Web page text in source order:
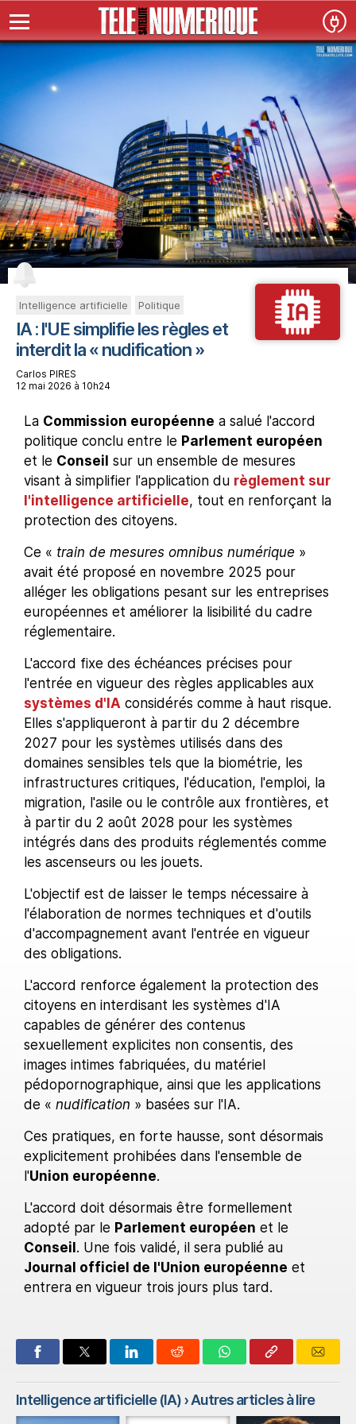
Intelligence artificielle Politique
IA : l'UE simplifie les règles et
interdit la « nudification »
Carlos PIRES
12 mai 2026 à 10h24
La Commission européenne a salué l'accord
politique conclu entre le Parlement européen
et le Conseil sur un ensemble de mesures
visant à simplifier l'application du règlement sur
l'intelligence artificielle, tout en renforçant la
protection des citoyens.
Ce « train de mesures omnibus numérique »
avait été proposé en novembre 2025 pour
alléger les obligations pesant sur les entreprises
européennes et améliorer la lisibilité du cadre
réglementaire.
L'accord fixe des échéances précises pour
l'entrée en vigueur des règles applicables aux
systèmes d'IA considérés comme à haut risque.
Elles s'appliqueront à partir du 2 décembre
2027 pour les systèmes utilisés dans des
domaines sensibles tels que la biométrie, les
infrastructures critiques, l'éducation, l'emploi, la
migration, l'asile ou le contrôle aux frontières, et
à partir du 2 août 2028 pour les systèmes
intégrés dans des produits réglementés comme
les ascenseurs ou les jouets.
L'objectif est de laisser le temps nécessaire à
l'élaboration de normes techniques et d'outils
d'accompagnement avant l'entrée en vigueur
des obligations.
L'accord renforce également la protection des
citoyens en interdisant les systèmes d'IA
capables de générer des contenus
sexuellement explicites non consentis, des
images intimes fabriquées, du matériel
pédopornographique, ainsi que les applications
de « nudification » basées sur l'IA.
Ces pratiques, en forte hausse, sont désormais
explicitement prohibées dans l'ensemble de
l'Union européenne.
L'accord doit désormais être formellement
adopté par le Parlement européen et le
Conseil. Une fois validé, il sera publié au
Journal officiel de l'Union européenne et
entrera en vigueur trois jours plus tard.
Intelligence artificielle (IA)› Autres articles à lire